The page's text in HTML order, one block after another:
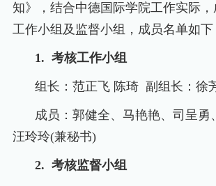
知》，结合中德国际学院工作实际
工作小组及监督小组，成员名单如下
1. 考核工作小组
组 长：范正飞 陈琦 副组长：徐
成员：郭健全、马艳艳、司呈勇
汪玲玲(兼秘书)
2. 考核监督小组